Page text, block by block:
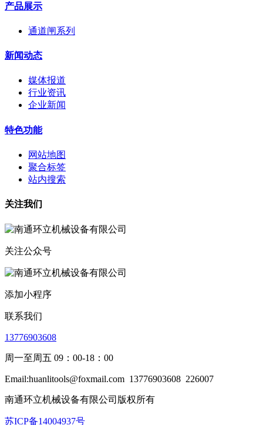
产品展示
通道闸系列
新闻动态
媒体报道
行业资讯
企业新闻
特色功能
网站地图
聚合标签
站内搜索
关注我们
关注公众号
添加小程序
联系我们
13776903608
周一至周五 09：00-18：00
Email:huanlitools@foxmail.com 13776903608 226007
南通环立机械设备有限公司版权所有
苏ICP备14004937号